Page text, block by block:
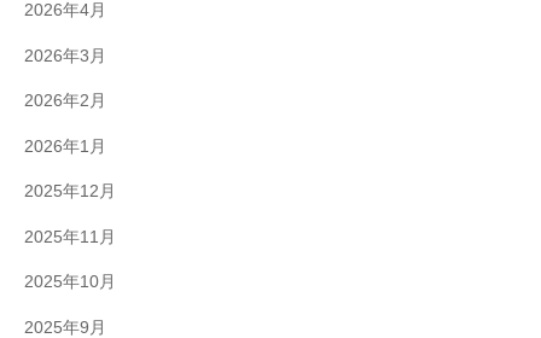
2026年4月
2026年3月
2026年2月
2026年1月
2025年12月
2025年11月
2025年10月
2025年9月